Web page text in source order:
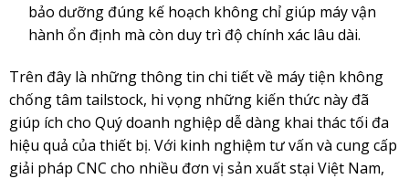
bảo dưỡng đúng kế hoạch không chỉ giúp máy vận
hành ổn định mà còn duy trì độ chính xác lâu dài.
Trên đây là những thông tin chi tiết về máy tiện không
chống tâm tailstock, hi vọng những kiến thức này đã
giúp ích cho Quý doanh nghiệp dễ dàng khai thác tối đa
hiệu quả của thiết bị. Với kinh nghiệm tư vấn và cung cấp
giải pháp CNC cho nhiều đơn vị sản xuất stại Việt Nam,